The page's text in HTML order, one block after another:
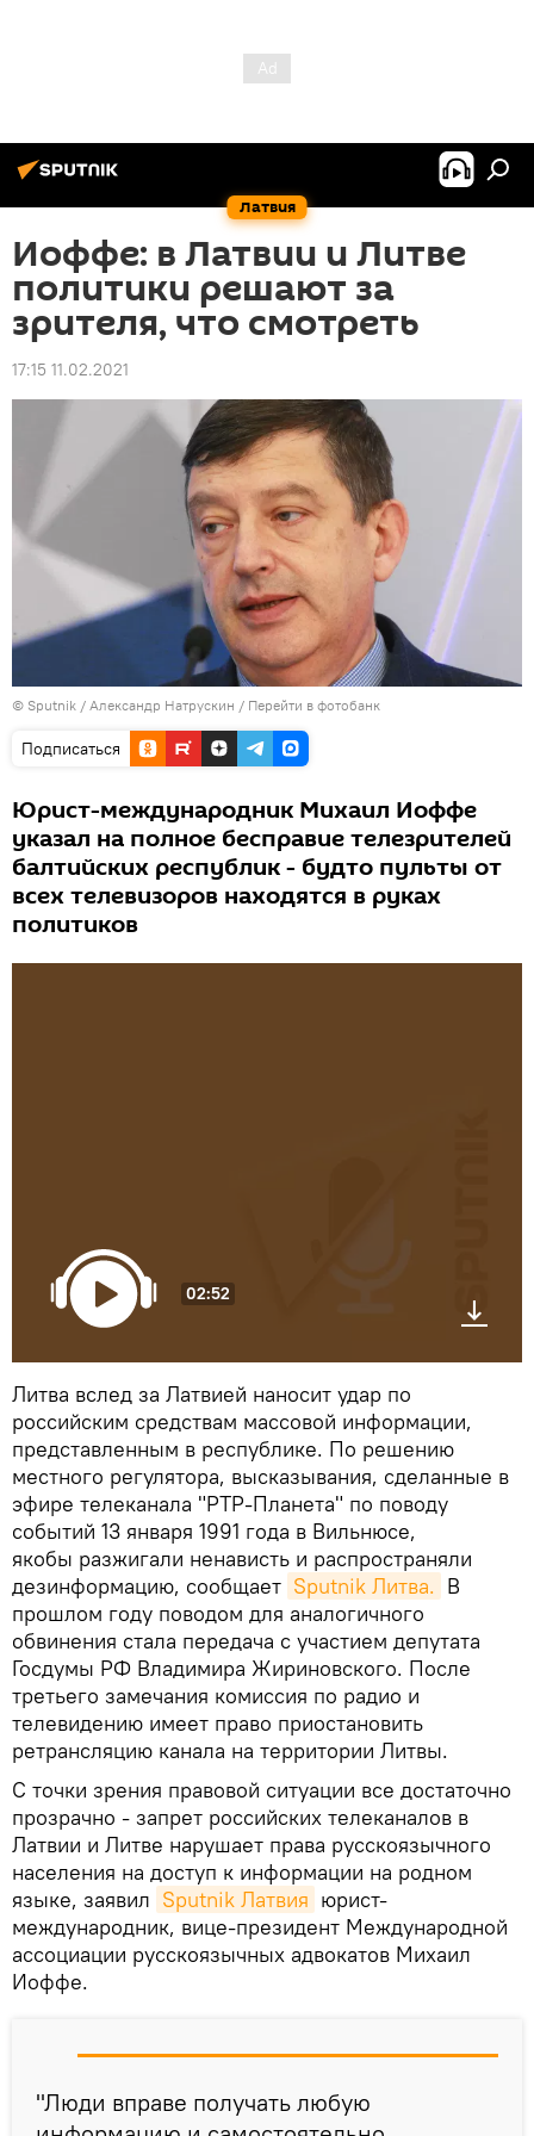
Латвия
Иоффе: в Латвии и Литве
политики решают за
зрителя, что смотреть
17:15 11.02.2021
© Sputnik / Александр Натрускин / Перейти в фотобанк
Подписаться
Юрист-международник Михаил Иоффе
указал на полное бесправие телезрителей
балтийских республик - будто пульты от
всех телевизоров находятся в руках
политиков
02:52
Литва вслед за Латвией наносит удар по
российским средствам массовой информации,
представленным в республике. По решению
местного регулятора, высказывания, сделанные в
эфире телеканала "РТР-Планета" по поводу
событий 13 января 1991 года в Вильнюсе,
якобы разжигали ненависть и распространяли
дезинформацию, сообщает Sputnik Литва. В
прошлом году поводом для аналогичного
обвинения стала передача с участием депутата
Госдумы РФ Владимира Жириновского. После
третьего замечания комиссия по радио и
телевидению имеет право приостановить
ретрансляцию канала на территории Литвы.
С точки зрения правовой ситуации все достаточно
прозрачно - запрет российских телеканалов в
Латвии и Литве нарушает права русскоязычного
населения на доступ к информации на родном
языке, заявил Sputnik Латвия юрист-
международник, вице-президент Международной
ассоциации русскоязычных адвокатов Михаил
Иоффе.
"Люди вправе получать любую